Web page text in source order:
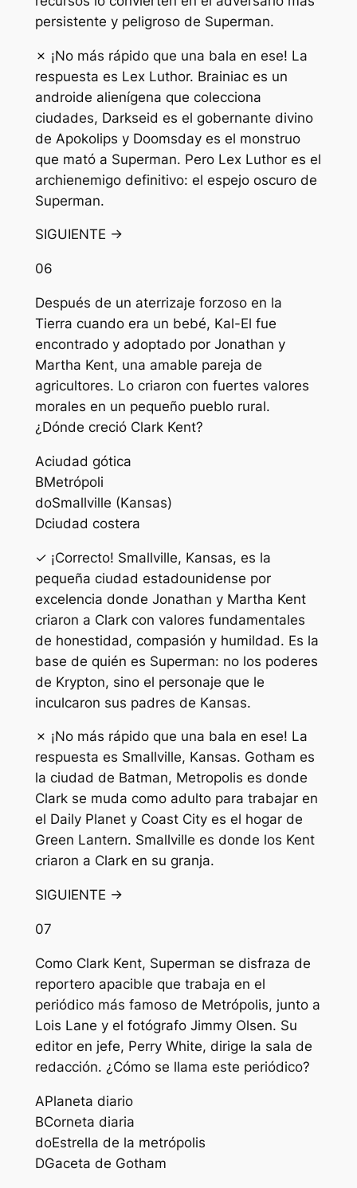
persistente y peligroso de Superman.
✗ ¡No más rápido que una bala en ese! La
respuesta es Lex Luthor. Brainiac es un
androide alienígena que colecciona
ciudades, Darkseid es el gobernante divino
de Apokolips y Doomsday es el monstruo
que mató a Superman. Pero Lex Luthor es el
archienemigo definitivo: el espejo oscuro de
Superman.
SIGUIENTE →
06
Después de un aterrizaje forzoso en la
Tierra cuando era un bebé, Kal-El fue
encontrado y adoptado por Jonathan y
Martha Kent, una amable pareja de
agricultores. Lo criaron con fuertes valores
morales en un pequeño pueblo rural.
¿Dónde creció Clark Kent?
Aciudad gótica
BMetrópoli
doSmallville (Kansas)
Dciudad costera
✓ ¡Correcto! Smallville, Kansas, es la
pequeña ciudad estadounidense por
excelencia donde Jonathan y Martha Kent
criaron a Clark con valores fundamentales
de honestidad, compasión y humildad. Es la
base de quién es Superman: no los poderes
de Krypton, sino el personaje que le
inculcaron sus padres de Kansas.
✗ ¡No más rápido que una bala en ese! La
respuesta es Smallville, Kansas. Gotham es
la ciudad de Batman, Metropolis es donde
Clark se muda como adulto para trabajar en
el Daily Planet y Coast City es el hogar de
Green Lantern. Smallville es donde los Kent
criaron a Clark en su granja.
SIGUIENTE →
07
Como Clark Kent, Superman se disfraza de
reportero apacible que trabaja en el
periódico más famoso de Metrópolis, junto a
Lois Lane y el fotógrafo Jimmy Olsen. Su
editor en jefe, Perry White, dirige la sala de
redacción. ¿Cómo se llama este periódico?
APlaneta diario
BCorneta diaria
doEstrella de la metrópolis
DGaceta de Gotham